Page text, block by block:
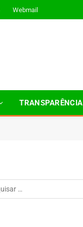
Webmail
TRANSPARÊNCIA